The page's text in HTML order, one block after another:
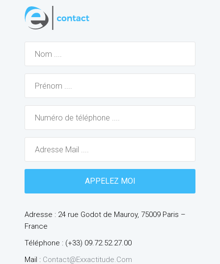
Adresse : 24 rue Godot de Mauroy, 75009 Paris –
France
Téléphone : (+33) 09.72.52.27.00
Mail : Contact@exxactitude.com